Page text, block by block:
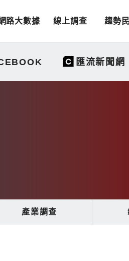
路大數據 線上調查 趨勢
匯流新聞網
產業調查